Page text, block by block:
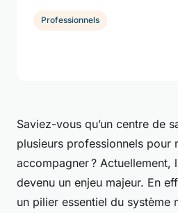
Saviez-vous qu’un centre de
plusieurs professionnels pour
accompagner ? Actuellement,
devenu un enjeu majeur. En
un pilier essentiel du système
Professionnels